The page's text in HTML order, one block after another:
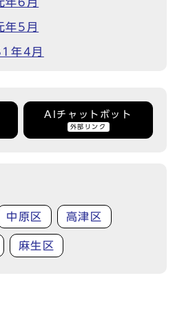
年5月
年4月
AIチャットボット
外部リンク
中原区 高津区
麻生区